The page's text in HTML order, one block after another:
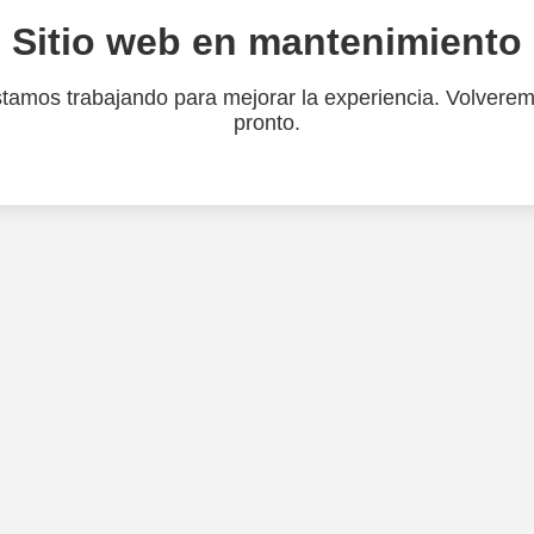
Sitio web en mantenimiento
trabajando para mejorar la experiencia.
pronto.